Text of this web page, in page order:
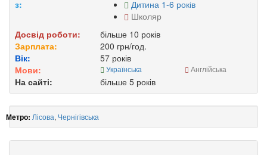
з:
Дитина 1-6 років
Школяр
Досвід роботи:
більше 10 років
Зарплата:
200 грн/год.
Вік:
57 років
Мови:
Українська Англійська
На сайті: більше 5 років
Метро: Лісова, Чернігівська